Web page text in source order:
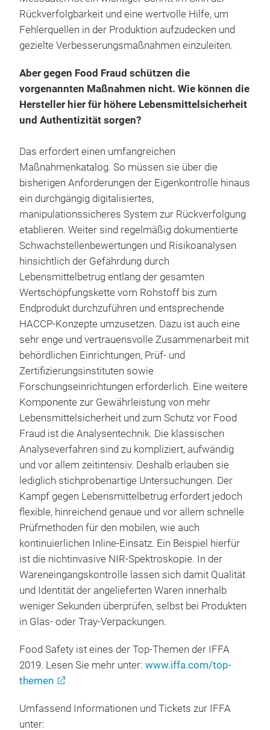
Rückverfolgbarkeit und eine wertvolle Hilfe, um
Fehlerquellen in der Produktion aufzudecken und
gezielte Verbesserungsmaßnahmen einzuleiten.
Aber gegen Food Fraud schützen die
vorgenannten Maßnahmen nicht. Wie können die
Hersteller hier für höhere Lebensmittelsicherheit
und Authentizität sorgen?
Das erfordert einen umfangreichen
Maßnahmenkatalog. So müssen sie über die
bisherigen Anforderungen der Eigenkontrolle hinaus
ein durchgängig digitalisiertes,
manipulationssicheres System zur Rückverfolgung
etablieren. Weiter sind regelmäßig dokumentierte
Schwachstellenbewertungen und Risikoanalysen
hinsichtlich der Gefährdung durch
Lebensmittelbetrug entlang der gesamten
Wertschöpfungskette vom Rohstoff bis zum
Endprodukt durchzuführen und entsprechende
HACCP-Konzepte umzusetzen. Dazu ist auch eine
sehr enge und vertrauensvolle Zusammenarbeit mit
behördlichen Einrichtungen, Prüf- und
Zertifizierungsinstituten sowie
Forschungseinrichtungen erforderlich. Eine weitere
Komponente zur Gewährleistung von mehr
Lebensmittelsicherheit und zum Schutz vor Food
Fraud ist die Analysentechnik. Die klassischen
Analyseverfahren sind zu kompliziert, aufwändig
und vor allem zeitintensiv. Deshalb erlauben sie
lediglich stichprobenartige Untersuchungen. Der
Kampf gegen Lebensmittelbetrug erfordert jedoch
flexible, hinreichend genaue und vor allem schnelle
Prüfmethoden für den mobilen, wie auch
kontinuierlichen Inline-Einsatz. Ein Beispiel hierfür
ist die nichtinvasive NIR-Spektroskopie. In der
Wareneingangskontrolle lassen sich damit Qualität
und Identität der angelieferten Waren innerhalb
weniger Sekunden überprüfen, selbst bei Produkten
in Glas- oder Tray-Verpackungen.
Food Safety ist eines der Top-Themen der IFFA
2019. Lesen Sie mehr unter: www.iffa.com/top-
themen
Umfassend Informationen und Tickets zur IFFA
unter: